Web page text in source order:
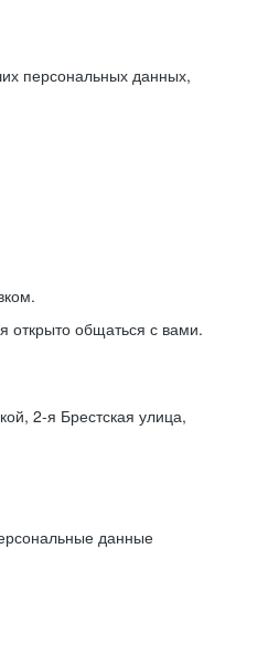
персональных данных,
открыто общаться с вами.
2-я Брестская улица,
данные